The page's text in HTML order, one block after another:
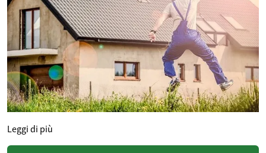
Leggi di più